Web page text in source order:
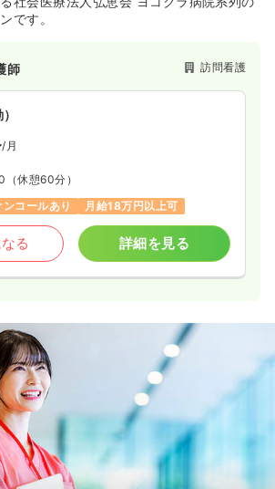
休日120日
る 詳細を見る
です。
師 訪問看護
/月
（休憩60分）
ンコールあり 月給18万円以上可
る 詳細を見る